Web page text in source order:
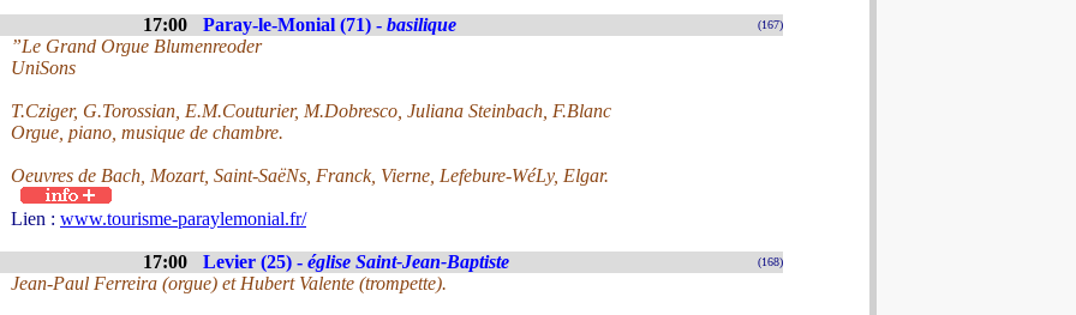
17:00 Paray-le-Monial (71) - basilique (167)
”Le Grand Orgue Blumenreoder
UniSons
T.Cziger, G.Torossian, E.M.Couturier, M.Dobresco, Juliana Steinbach, F.Blanc
Orgue, piano, musique de chambre.
Oeuvres de Bach, Mozart, Saint-SaëNs, Franck, Vierne, Lefebure-WéLy, Elgar.
Lien : www.tourisme-paraylemonial.fr/
17:00 Levier (25) - église Saint-Jean-Baptiste (168)
Jean-Paul Ferreira (orgue) et Hubert Valente (trompette).